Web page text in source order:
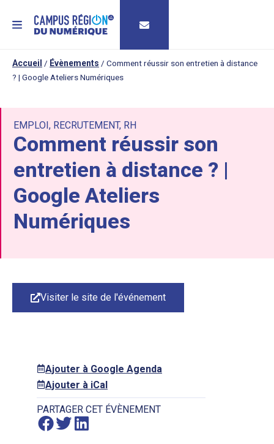
MENU
Accueil / Évènements / Comment réussir son entretien à distance
? | Google Ateliers Numériques
EMPLOI, RECRUTEMENT, RH
Comment réussir son
entretien à distance ? |
Google Ateliers
Numériques
Visiter le site de l'événement
Ajouter à Google Agenda
Ajouter à iCal
PARTAGER CET ÉVÈNEMENT